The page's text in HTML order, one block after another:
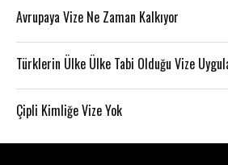
Avrupaya Vize Ne Zaman Kalkıyor
Türklerin Ülke Ülke Tabi Olduğu Vize
Çipli Kimliğe Vize Yok